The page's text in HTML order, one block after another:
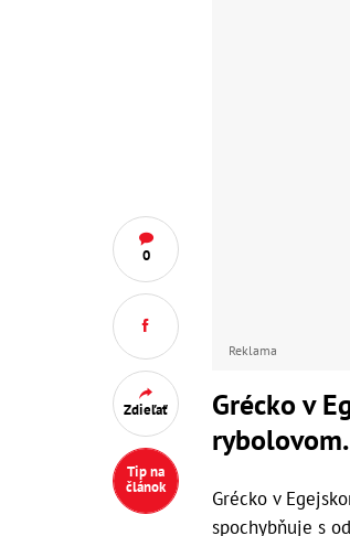
0
Zdieľať
Tip na
článok
Reklama
Grécko v
rybolovom.
Grécko v
spochybňuje s